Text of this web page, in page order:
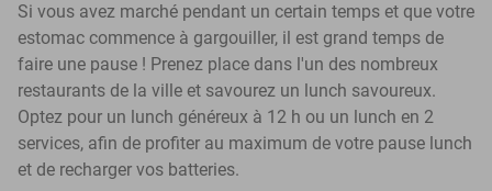
Si vous avez marché pendant un certain temps et que votre
estomac commence à gargouiller, il est grand temps de
faire une pause ! Prenez place dans l'un des nombreux
restaurants de la ville et savourez un lunch savoureux.
Optez pour un lunch généreux à 12 h ou un lunch en 2
services, afin de profiter au maximum de votre pause lunch
et de recharger vos batteries.